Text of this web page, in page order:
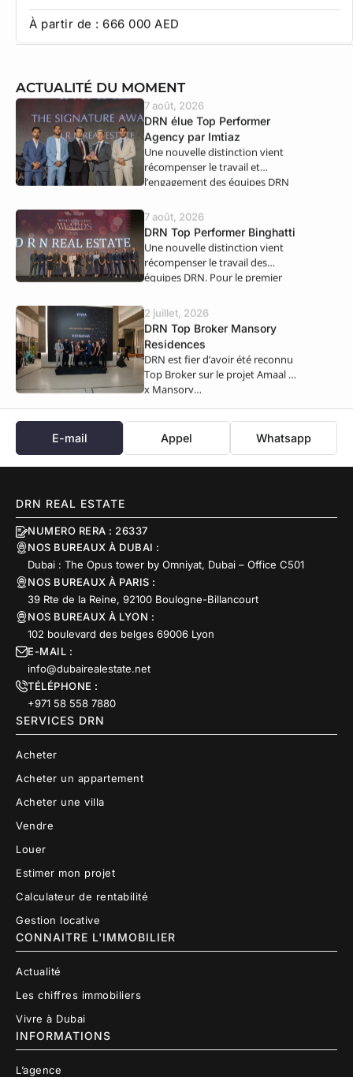
À partir de : 666 000 AED
ACTUALITÉ DU MOMENT
7 août, 2026
DRN élue Top Performer
Agency par Imtiaz
Une nouvelle distinction vient
récompenser le travail et
l’engagement des équipes DRN
7 août, 2026
DRN Top Performer Binghatti
Une nouvelle distinction vient
récompenser le travail des
équipes DRN. Pour le premier
2 juillet, 2026
DRN Top Broker Mansory
Residences
DRN est fier d’avoir été reconnu
Top Broker sur le projet Amaal 8
x Mansory…
E-mail Appel Whatsapp
DRN REAL ESTATE
NUMERO RERA : 26337
NOS BUREAUX À DUBAI :
Dubai : The Opus tower by Omniyat, Dubai – Office C501
NOS BUREAUX À PARIS :
39 Rte de la Reine, 92100 Boulogne-Billancourt
NOS BUREAUX À LYON :
102 boulevard des belges 69006 Lyon
E-MAIL :
info@dubairealestate.net
TÉLÉPHONE :
+971 58 558 7880
SERVICES DRN
Acheter
Acheter un appartement
Acheter une villa
Vendre
Louer
Estimer mon projet
Calculateur de rentabilité
Gestion locative
CONNAITRE L'IMMOBILIER
Actualité
Les chiffres immobiliers
Vivre à Dubai
INFORMATIONS
L’agence